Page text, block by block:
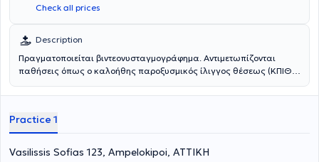
Check all prices
Description
Πραγματοποιείται βιντεονυσταγμογράφημα. Αντιμετωπίζονται
παθήσεις όπως ο καλοήθης παροξυσμικός ίλιγγος θέσεως (ΚΠΙΘ)
Practice 1
Vasilissis Sofias 123, Ampelokipoi, ΑΤΤΙΚΗ